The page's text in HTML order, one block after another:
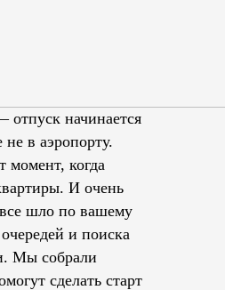
начинается
в аэропорту.
момент, когда
И очень
шло по вашему
и поиска
Мы собрали
сделать старт